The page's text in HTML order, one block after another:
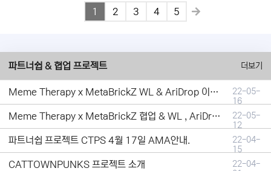
1 2 3 4 5
파트너쉽 & 협업 프로젝트 더보기
Meme Therapy x MetaBrickZ WL & AriDrop 이벤트 결과안내!
22-05-
16
Meme Therapy x MetaBrickZ 협업 & WL , AriDrop 이벤트 안내
22-05-
12
파트너쉽 프로젝트 CTPS 4월 17일 AMA안내.
22-04-
15
CATTOWNPUNKS 프로젝트 소개
22-04-